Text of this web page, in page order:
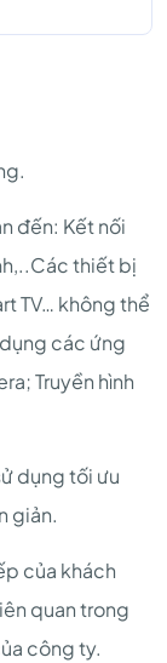
đến: Kết nối
thiết bị
TV… không thể
các ứng
Truyền hình
dụng tối ưu
giản.
của khách
quan trong
công ty.